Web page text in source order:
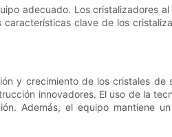
adecuado. Los cristalizadores
clave de los
y crecimiento de los cristales de
innovadores. El uso de la
Además, el equipo mantiene